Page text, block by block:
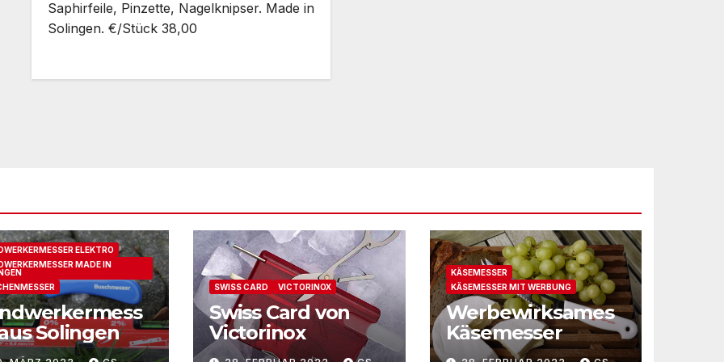
Saphirfeile, Pinzette, Nagelknipser. Made in
Solingen. €/Stück 38,00
ELEKTRO
MADE IN
Solingen
SWISS CARD VICTORINOX
Swiss Card von
Victorinox
KÄSEMESSER
KÄSEMESSER MIT WERBUNG
Werbewirksames
Käsemesser